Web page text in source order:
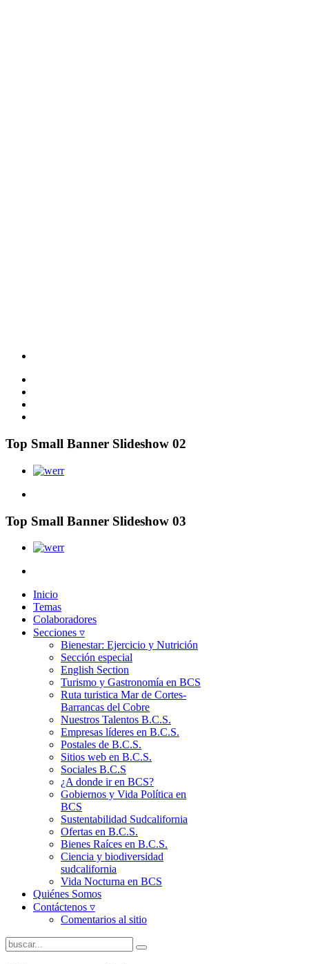
Top Small Banner Slideshow 02
Top Small Banner Slideshow 03
Inicio
Temas
Colaboradores
Secciones ▿
Bienestar: Ejercicio y Nutrición
Sección especial
English Section
Turismo y Gastronomía en BCS
Ruta turistica Mar de Cortes-
Barrancas del Cobre
Nuestros Talentos B.C.S.
Empresas líderes en B.C.S.
Postales de B.C.S.
Sitios web en B.C.S.
Sociales B.C.S
¿A donde ir en BCS?
Gobiernos y Vida Política en
BCS
Sustentabilidad Sudcalifornia
Ofertas en B.C.S.
Bienes Raíces en B.C.S.
Ciencia y biodiversidad
sudcalifornia
Vida Nocturna en BCS
Quiénes Somos
Contáctenos ▿
Comentarios al sitio